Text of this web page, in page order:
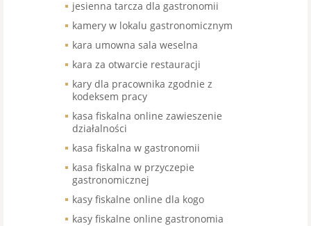
jesienna tarcza dla gastronomii
kamery w lokalu gastronomicznym
kara umowna sala weselna
kara za otwarcie restauracji
kary dla pracownika zgodnie z
kodeksem pracy
kasa fiskalna online zawieszenie
działalności
kasa fiskalna w gastronomii
kasa fiskalna w przyczepie
gastronomicznej
kasy fiskalne online dla kogo
kasy fiskalne online gastronomia